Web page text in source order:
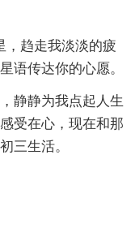
趋走我淡淡的疲
语传达你的心愿。
静静为我点起人生
受在心，现在和那
三生活。